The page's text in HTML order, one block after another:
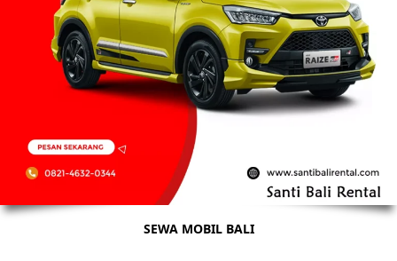
SEWA MOBIL BALI